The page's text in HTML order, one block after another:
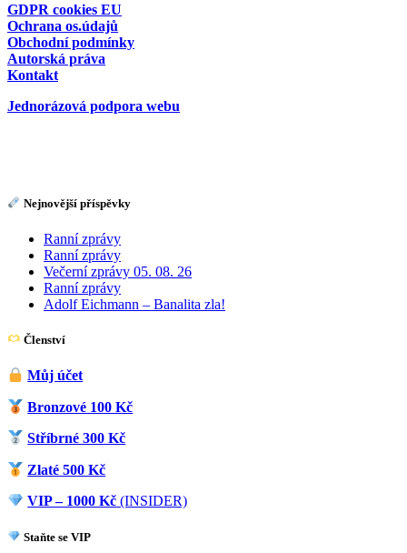
GDPR cookies EU
Ochrana os.údajů
Obchodní podmínky
Autorská práva
Kontakt
Jednorázová podpora webu
Nejnovější příspěvky
Ranní zprávy
Ranní zprávy
Večerní zprávy 05. 08. 26
Ranní zprávy
Adolf Eichmann – Banalita zla!
Členství
Můj účet
Bronzové 100 Kč
Stříbrné 300 Kč
Zlaté 500 Kč
VIP – 1000 Kč (INSIDER)
Staňte se VIP